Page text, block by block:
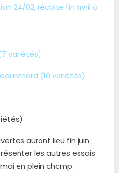
24/02, récolte fin avril à
variétés)
(10 variétés)
auront lieu fin juin :
les autres essais
en plein champ :